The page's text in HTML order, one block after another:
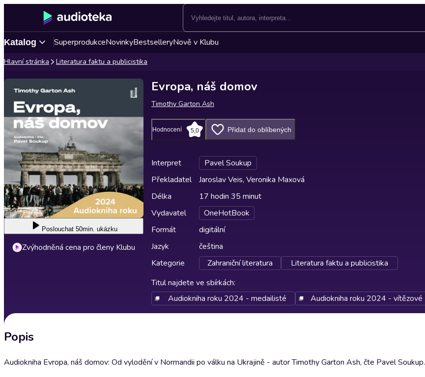
Katalog SuperprodukceNovinkyBestselleryNově v Klubu
Hlavní stránka Literatura faktu a publicistika
Poslouchat 50min. ukázku
Zvýhodněná cena pro členy Klubu
Evropa, náš domov
Timothy Garton Ash
Hodnocení 5,0 Přidat do oblíbených
Interpret
Pavel Soukup
Překladatel
Jaroslav Veis, Veronika Maxová
Délka
17 hodin 35 minut
Vydavatel
OneHotBook
Formát
digitální
Jazyk
čeština
Kategorie
Zahraniční literatura
Literatura faktu a publicistika
Titul najdete ve sbírkách:
Audiokniha roku 2024 - medailisté
Audiokniha roku 2024 - vítězové
Popis
Audiokniha Evropa, náš domov: Od vylodění v Normandii po válku na Ukrajině - autor Timothy Garton Ash, čte Pavel Soukup.